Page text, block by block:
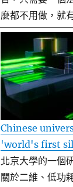
麼都不用做，就
Chinese
'world's first
北京大學的一個
關於二維、低功